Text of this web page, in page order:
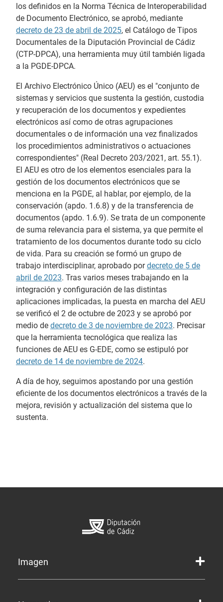
los definidos en la Norma Técnica de Interoperabilidad
de Documento Electrónico, se aprobó, mediante
decreto de 23 de abril de 2025, el Catálogo de Tipos
Documentales de la Diputación Provincial de Cádiz
(CTP-DPCA), una herramienta muy útil también ligada
a la PGDE-DPCA.
El Archivo Electrónico Único (AEU) es el "conjunto de
sistemas y servicios que sustenta la gestión, custodia
y recuperación de los documentos y expedientes
electrónicos así como de otras agrupaciones
documentales o de información una vez finalizados
los procedimientos administrativos o actuaciones
correspondientes" (Real Decreto 203/2021, art. 55.1).
El AEU es otro de los elementos esenciales para la
gestión de los documentos electrónicos que se
menciona en la PGDE, al hablar, por ejemplo, de la
conservación (apdo. 1.6.8) y de la transferencia de
documentos (apdo. 1.6.9). Se trata de un componente
de suma relevancia para el sistema, ya que permite el
tratamiento de los documentos durante todo su ciclo
de vida. Para su creación se formó un grupo de
trabajo interdisciplinar, aprobado pordecreto de 5 de
abril de 2023. Tras varios meses trabajando en la
integración y configuración de las distintas
aplicaciones implicadas, la puesta en marcha del AEU
se verificó el 2 de octubre de 2023 y se aprobó por
medio de decreto de 3 de noviembre de 2023. Precisar
que la herramienta tecnológica que realiza las
funciones de AEU es G-EDE, como se estipuló por
decreto de 14 de noviembre de 2024.
A día de hoy, seguimos apostando por una gestión
eficiente de los documentos electrónicos a través de la
mejora, revisión y actualización del sistema que lo
sustenta.
Imagen